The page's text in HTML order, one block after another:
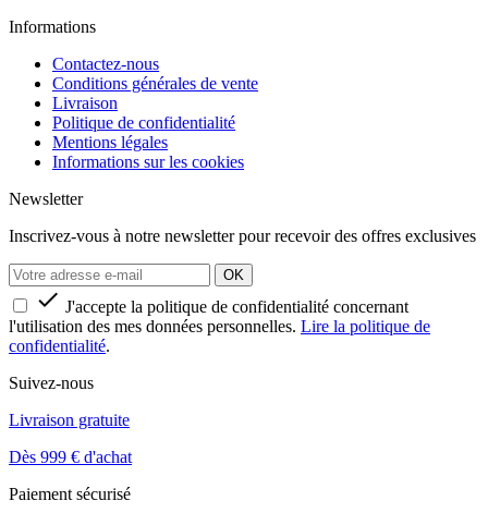
Informations
Contactez-nous
Conditions générales de vente
Livraison
Politique de confidentialité
Mentions légales
Informations sur les cookies
Newsletter
Inscrivez-vous à notre newsletter pour recevoir des offres exclusives
 J'accepte la politique de confidentialité concernant
l'utilisation des mes données personnelles. Lire la politique de
confidentialité.
Suivez-nous
Livraison gratuite
Dès 999 € d'achat
Paiement sécurisé